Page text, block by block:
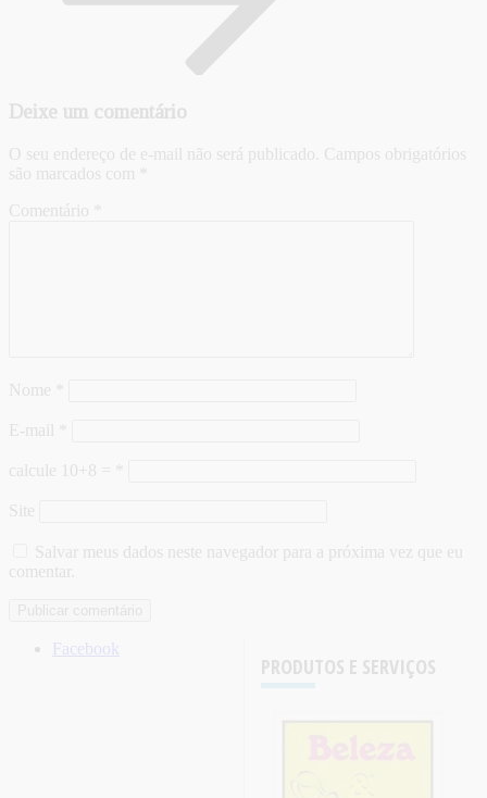
Deixe um comentário
O seu endereço de e-mail não será publicado. Campos obrigatórios
são marcados com
Comentário
Nome
E-mail
calcule 10+8 =
Site
Salvar meus dados neste navegador para a próxima vez que eu
comentar.
PRODUTOS E SERVIÇOS
Facebook